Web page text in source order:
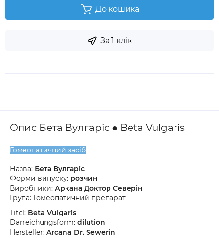
До кошика
За 1 клік
Опис Бета Вулгаріс ● Beta Vulgaris
Гомеопатичний засіб
Назва: Бета Вулгаріс
Форми випуску: розчин
Виробники: Аркана Доктор Северін
Група: Гомеопатичний препарат
Titel: Beta Vulgaris
Darreichungsform: dilution
Hersteller: Arcana Dr. Sewerin